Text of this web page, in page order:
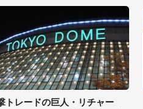
トレードの巨人・リチャー